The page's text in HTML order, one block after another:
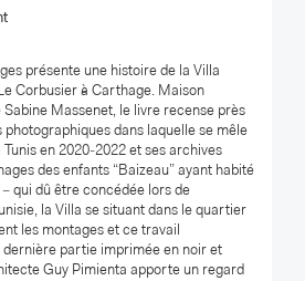
présente une histoire de la Villa
Corbusier à Carthage. Maison
Massenet, le livre recense près
photographiques dans laquelle se mêle
en 2020-2022 et ses archives
des enfants “Baizeau” ayant habité
– qui dû être concédée lors de
la Villa se situant dans le quartier
les montages et ce travail
dernière partie imprimée en noir et
Guy Pimienta apporte un regard